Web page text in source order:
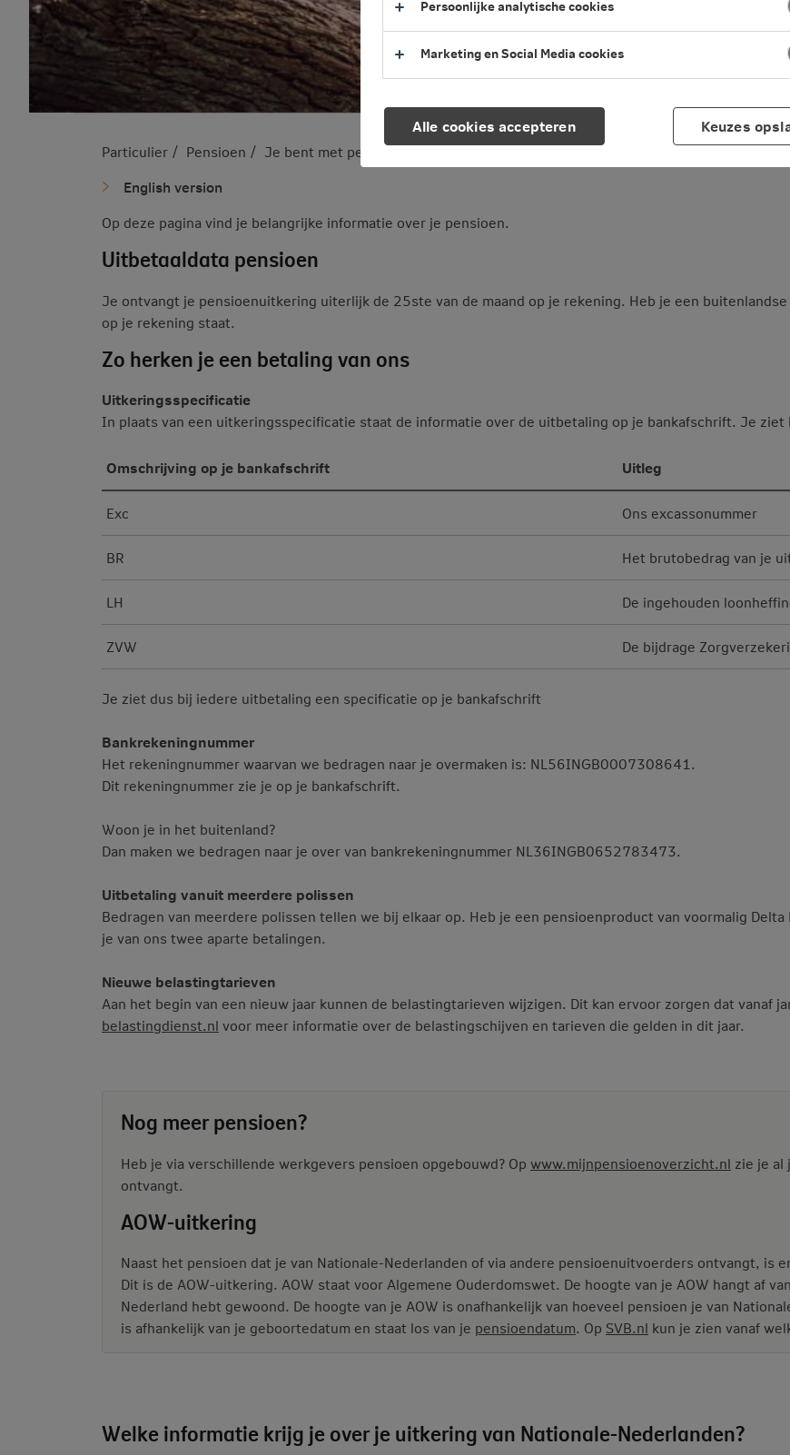
Particulier Pensioen Je bent met pensioen
English version
Op deze pagina vind je belangrijke informatie over je pensioen.
Uitbetaaldata pensioen
Je ontvangt je pensioenuitkering uiterlijk de 25ste van de maand op je rekening. Heb je een
op je rekening staat.
Zo herken je een betaling van ons
Uitkeringsspecificatie
In plaats van een uitkeringsspecificatie staat de informatie over de uitbetaling op je bankafschrift. Je
Omschrijving op je bankafschrift Uitleg
Exc Ons excassonummer
BR Het brutobedrag van je
LH De ingehouden
ZVW De bijdrage
Je ziet dus bij iedere uitbetaling een specificatie op je bankafschrift
Bankrekeningnummer
Het rekeningnummer waarvan we bedragen naar je overmaken is: NL56INGB0007308641.
Dit rekeningnummer zie je op je bankafschrift.
Woon je in het buitenland?
Dan maken we bedragen naar je over van bankrekeningnummer NL36INGB0652783473.
Uitbetaling vanuit meerdere polissen
Bedragen van meerdere polissen tellen we bij elkaar op. Heb je een pensioenproduct van voormalig
je van ons twee aparte betalingen.
Nieuwe belastingtarieven
Aan het begin van een nieuw jaar kunnen de belastingtarieven wijzigen. Dit kan ervoor zorgen dat vanaf
belastingdienst.nl voor meer informatie over de belastingschijven en tarieven die gelden in dit jaar.
Nog meer pensioen?
Heb je via verschillende werkgevers pensioen opgebouwd? Op www.mijnpensioenoverzicht.nl zie je al
ontvangt.
AOW-uitkering
Naast het pensioen dat je van Nationale-Nederlanden of via andere pensioenuitvoerders ontvangt, is
Dit is de AOW-uitkering. AOW staat voor Algemene Ouderdomswet. De hoogte van je AOW hangt af
Nederland hebt gewoond. De hoogte van je AOW is onafhankelijk van hoeveel pensioen je van
is afhankelijk van je geboortedatum en staat los van je pensioendatum. Op SVB.nl kun je zien vanaf
Welke informatie krijg je over je uitkering van Nationale-Nederlanden?
Alle cookies accepteren
Persoonlijke analytische cookies
Marketing en Social Media cookies
Keuzes